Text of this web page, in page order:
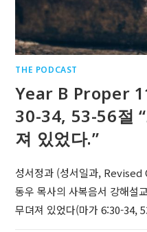
THE PODCAST
Year B Proper
30-34, 53-56절
져 있었다.”
성서정과 (성서일과,
동우 목사의 사복음서 강해설
무뎌져 있었다(마가 6:30-34,